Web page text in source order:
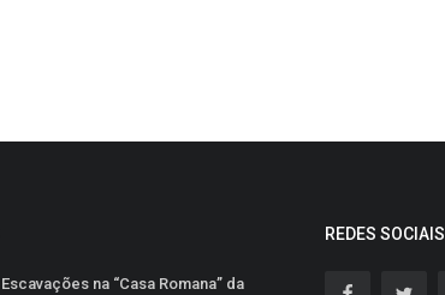
Escavações na “Casa Romana” da
REDES SOCIAIS